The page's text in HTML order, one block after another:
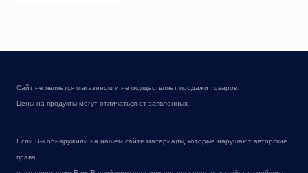
Сайт не является магазином и не осуществляет продажи товаров.
Цены на продукты могут отличаться от заявленных.
Если Вы обнаружили на нашем сайте материалы, которые нарушают авторские
права,